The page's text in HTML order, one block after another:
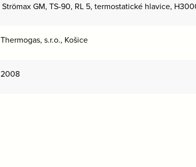
Strömax GM, TS-90, RL 5, termostatické hlavice,
Thermogas, s.r.o., Košice
2008